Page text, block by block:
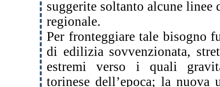
suggerite soltanto alcune
regionale.
Per fronteggiare tale bisogno
di edilizia sovvenzionata,
estremi verso i quali
torinese dell’epoca; la nuova